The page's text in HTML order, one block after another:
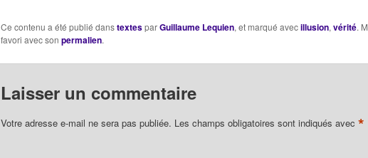
première esquisse ; il faut
est défini par…
Ce contenu a été publié danstextesparGuillaume Lequien, et marqué avecillusion, vérité.
favori avec son permalien.
Laisser un commentaire
Votre adresse e-mail ne sera pas publiée. Les champs obligatoires sont indiqués avec *